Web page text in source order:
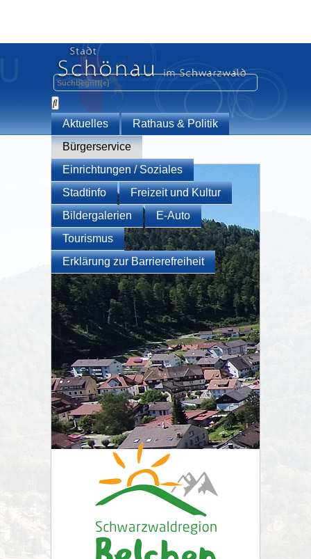
Aktuelles
Rathaus & Politik
Bürgerservice
Einrichtungen / Soziales
Stadtinfo
Freizeit und Kultur
Bildergalerien
E-Auto
Tourismus
Erklärung zur Barrierefreiheit